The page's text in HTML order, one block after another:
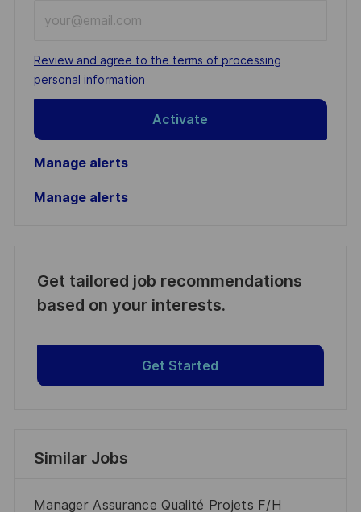
Email
address
(Required)
Required
Review and agree to the terms of processing
personal information
Activate
Manage alerts
Manage alerts
Get tailored job recommendations
based on your interests.
Get Started
Similar Jobs
Manager Assurance Qualité Projets F/H